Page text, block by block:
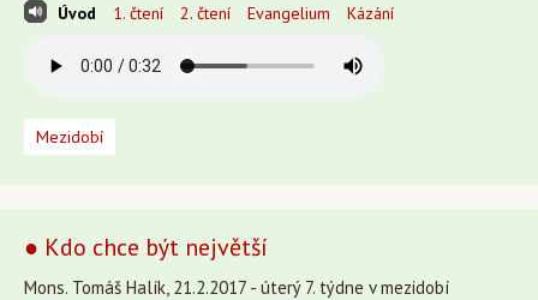
Úvod 1. čtení 2. čtení Evangelium Kázání
Mezidobí
● Kdo chce být největší
Mons. Tomáš Halík, 21.2.2017 - úterý 7. týdne v mezidobí